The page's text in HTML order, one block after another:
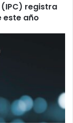
registra
este año